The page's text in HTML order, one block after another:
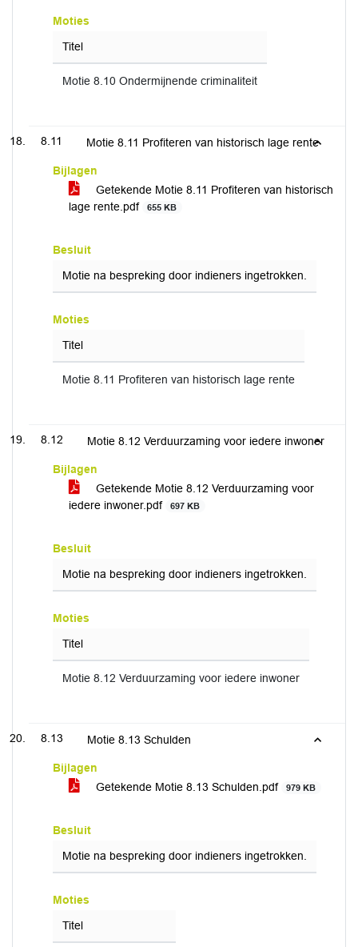
Moties
Titel
Motie 8.10 Ondermijnende criminaliteit
8.11 Motie 8.11 Profiteren van historisch lage rente
Bijlagen
Getekende Motie 8.11 Profiteren van historisch
lage rente.pdf
655 KB
Besluit
Motie na bespreking door indieners ingetrokken.
Moties
Titel
Motie 8.11 Profiteren van historisch lage rente
8.12 Motie 8.12 Verduurzaming voor iedere inwoner
Bijlagen
Getekende Motie 8.12 Verduurzaming voor
iedere inwoner.pdf
697 KB
Besluit
Motie na bespreking door indieners ingetrokken.
Moties
Titel
Motie 8.12 Verduurzaming voor iedere inwoner
8.13 Motie 8.13 Schulden
Bijlagen
Getekende Motie 8.13 Schulden.pdf
979 KB
Besluit
Motie na bespreking door indieners ingetrokken.
Moties
Titel